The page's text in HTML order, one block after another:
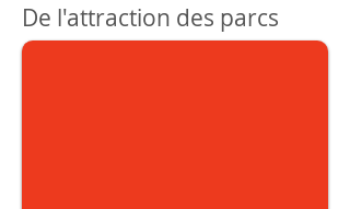
De l'attraction des parcs